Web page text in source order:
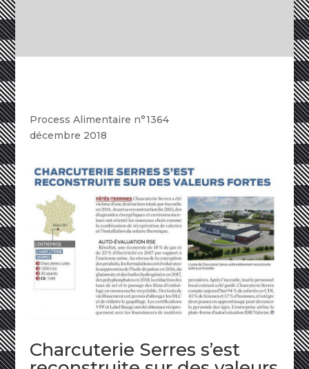
Process Alimentaire n°1364
décembre 2018
Charcuterie Serres s’est